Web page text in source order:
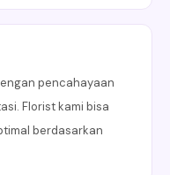
pencahayaan
Florist kami bisa
berdasarkan